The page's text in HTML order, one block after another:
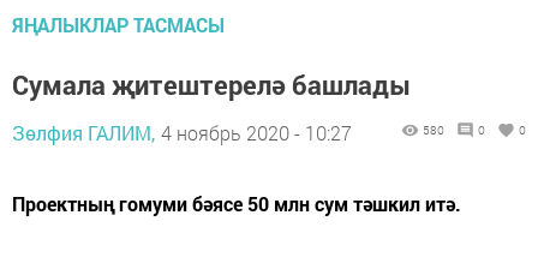
ЯҢАЛЫКЛАР ТАСМАСЫ
Сумала җитештерелә башлады
Зөлфия ГАЛИМ, 4 ноябрь 2020 - 10:27 580 0 0
Проектның гомуми бәясе 50 млн сум тәшкил итә.